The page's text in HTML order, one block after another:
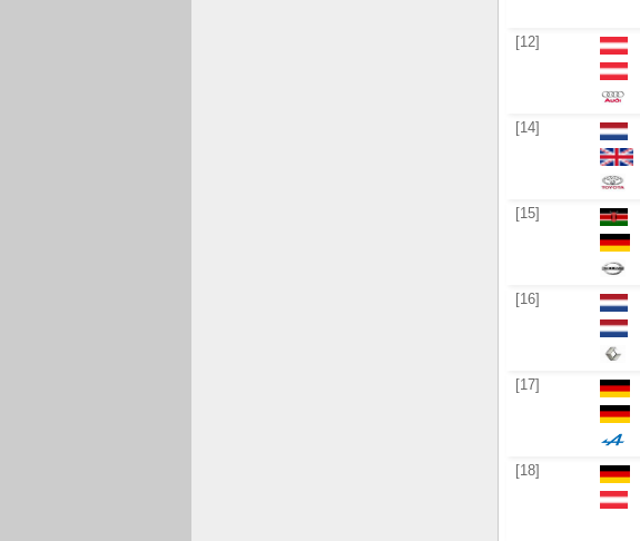
[12]
[14]
[15]
[16]
[17]
[18]